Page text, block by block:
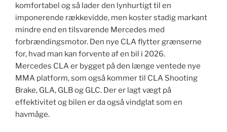
komfortabel og så lader den lynhurtigt til en
imponerende rækkevidde, men koster stadig markant
mindre end en tilsvarende Mercedes med
forbrændingsmotor. Den nye CLA flytter grænserne
for, hvad man kan forvente af en bil i 2026.
Mercedes CLA er bygget på den længe ventede nye
MMA platform, som også kommer til CLA Shooting
Brake, GLA, GLB og GLC. Der er lagt vægt på
effektivitet og bilen er da også vindglat som en
havmåge.